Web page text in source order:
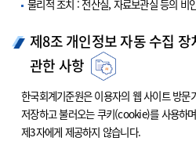
물리적 조치 : 전산실, 자료보관실 등의 비
제8조 개인정보 자동 수집 장
관한 사항
한국회계기준원은 이용자의 웹 사이트 방문
저장하고 불러오는 쿠키(cookie)를 사용하
제3자에게 제공하지 않습니다.